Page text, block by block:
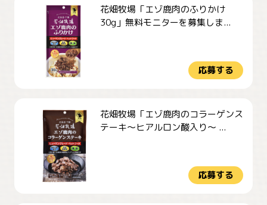
花畑牧場「エゾ鹿肉のふりかけ
30g」無料モニターを募集しま...
応募する
花畑牧場「エゾ鹿肉のコラーゲンス
テーキ～ヒアルロン酸入り～ ...
応募する